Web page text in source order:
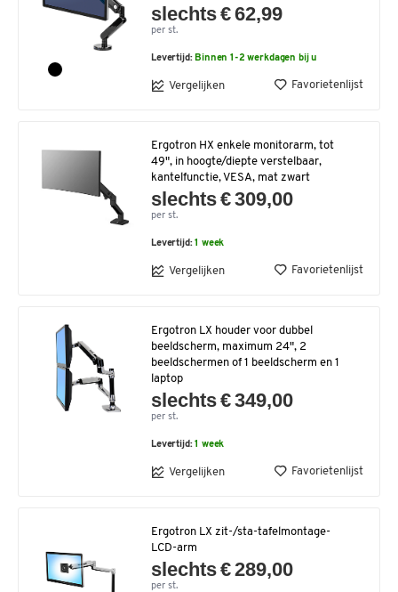
slechts € 62,99
per st.
Levertijd: Binnen 1-2 werkdagen bij u
Vergelijken Favorietenlijst
Ergotron HX enkele monitorarm, tot
49", in hoogte/diepte verstelbaar,
kantelfunctie, VESA, mat zwart
slechts € 309,00
per st.
Levertijd:1 week
Vergelijken Favorietenlijst
Ergotron LX houder voor dubbel
beeldscherm, maximum 24", 2
beeldschermen of 1 beeldscherm en 1
laptop
slechts € 349,00
per st.
Levertijd:1 week
Vergelijken Favorietenlijst
Ergotron LX zit-/sta-tafelmontage-
LCD-arm
slechts € 289,00
per st.